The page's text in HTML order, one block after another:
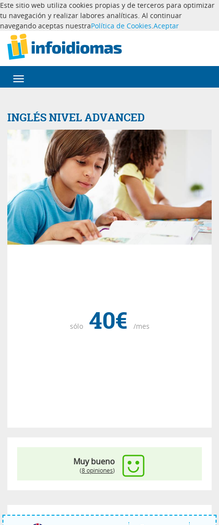
Este sitio web utiliza cookies propias y de terceros para optimizar
tu navegación y realizar labores analíticas. Al continuar
navegando aceptas nuestraPolítica de Cookies.Aceptar
Desplegar
navegación
INGLÉS NIVEL ADVANCED
sólo40€ /mes
Muy bueno
(8 opiniones)